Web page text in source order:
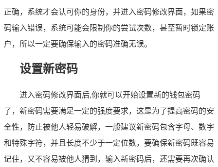
正确，系统才会认可你的身份，并进入密码修改界面，如果密
码输入错误，系统可能会限制你的尝试次数，甚至暂时锁定账
户，所以一定要确保输入的密码准确无误。
设置新密码
进入密码修改界面后,你就可以开始设置新的钱包密码
了，新密码需要满足一定的强度要求，这是为了提高密码的安
全性，防止被他人轻易破解，一般建议新密码包含字母、数字
和特殊字符，并且长度不少于一定位数，要确保新密码既容易
记住，又不容易被他人猜到，输入新密码后，还需要再次确认